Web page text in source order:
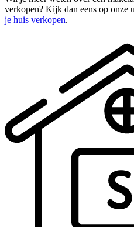
verkopen? Kijk dan eens op onze
je huis verkopen.